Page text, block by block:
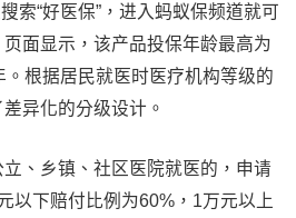
“好医保”，进入蚂蚁保频道就可
面显示，该产品投保年龄最高为
根据居民就医时医疗机构等级的
异化的分级设计。
乡镇、社区医院就医的，申请
以下赔付比例为60%，1万元以上